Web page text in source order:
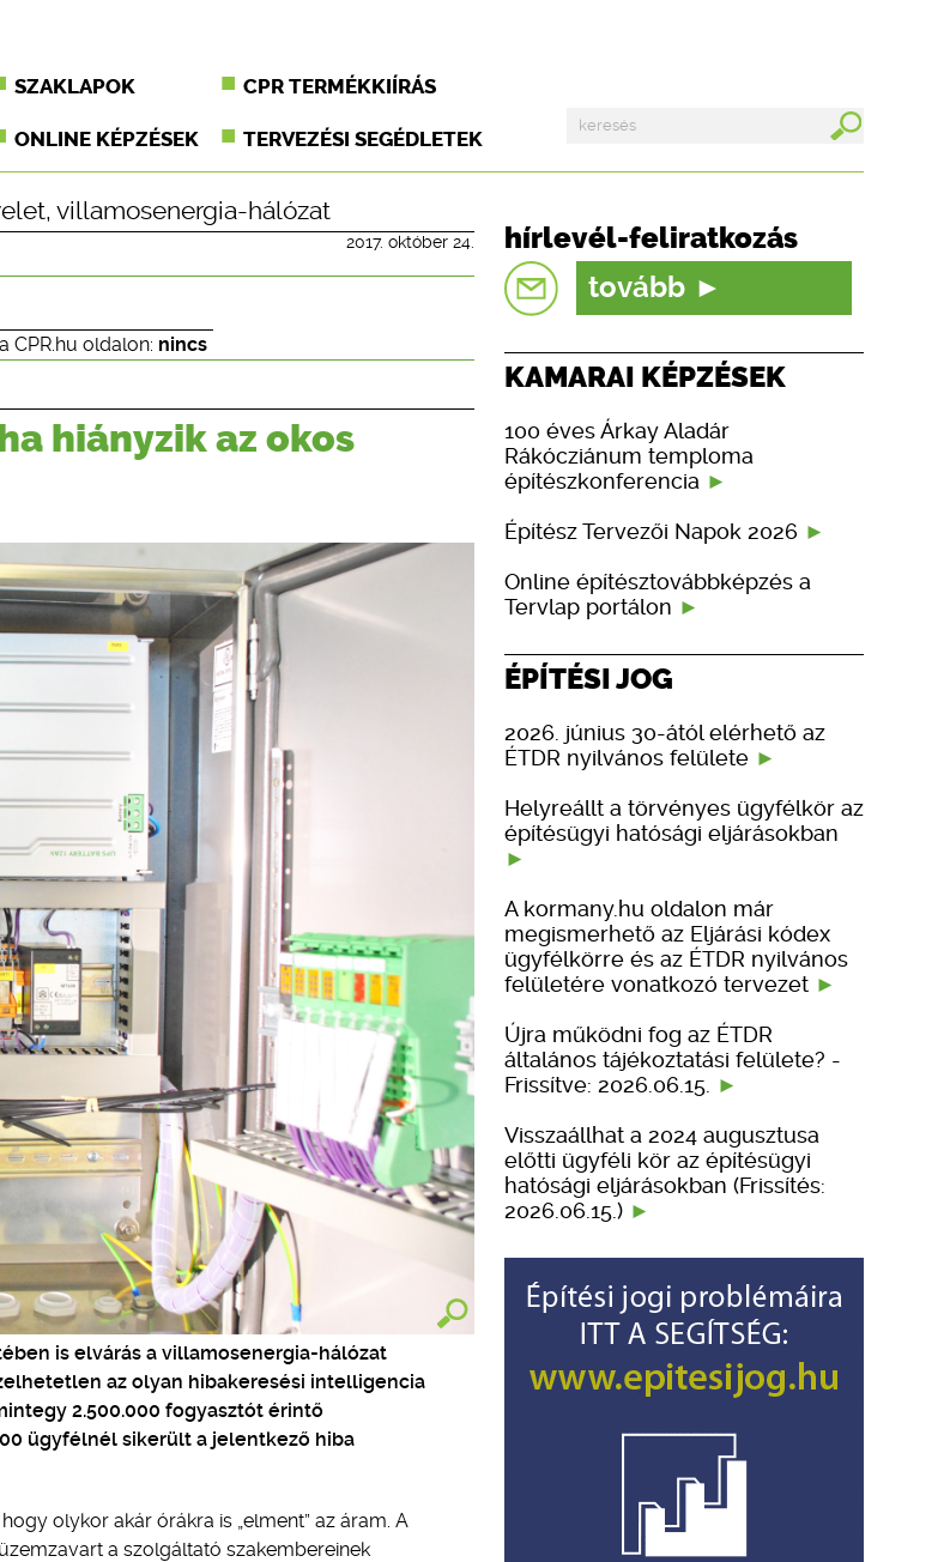
SZAKLAPOK CPR TERMÉKKIÍRÁS
ONLINE KÉPZÉSEK TERVEZÉSI SEGÉDLETEK
, villamosenergia-hálózat
2017. október 24.
CPR.hu oldalon: nincs
hiányzik az okos
is elvárás a villamosenergia-hálózat
az olyan hibakeresési intelligencia
2.500.000 fogyasztót érintő
ügyfélnél sikerült a jelentkező hiba
olykor akár órákra is „elment” az áram. A
a szolgáltató szakembereinek
hírlevél-feliratkozás
tovább
KAMARAI KÉPZÉSEK
100 éves Árkay Aladár
Rákócziánum temploma
építészkonferencia
Építész Tervezői Napok 2026
Online építésztovábbképzés a
Tervlap portálon
ÉPÍTÉSI JOG
2026. június 30-ától elérhető az
ÉTDR nyilvános felülete
Helyreállt a törvényes ügyfélkör az
építésügyi hatósági eljárásokban
A kormany.hu oldalon már
megismerhető az Eljárási kódex
ügyfélkörre és az ÉTDR nyilvános
felületére vonatkozó tervezet
Újra működni fog az ÉTDR
általános tájékoztatási felülete? -
Frissítve: 2026.06.15.
Visszaállhat a 2024 augusztusa
előtti ügyféli kör az építésügyi
hatósági eljárásokban (Frissítés:
2026.06.15.)